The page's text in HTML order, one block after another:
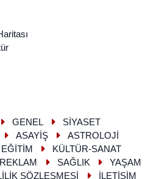
GENEL
SİYASET
ASAYİŞ
ASTROLOJİ
EĞİTİM
KÜLTÜR-SANAT
SAĞLIK
YAŞAM
SÖZLEŞMESİ
İLETİŞİM